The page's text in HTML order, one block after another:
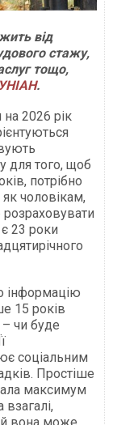
від
стажу,
тощо,
УНІАН.
2026 рік
для того, щоб
потрібно
як чоловікам,
розраховувати
23 роки
інформацію
15 років
чи буде
соціальним
Простіше
максимум